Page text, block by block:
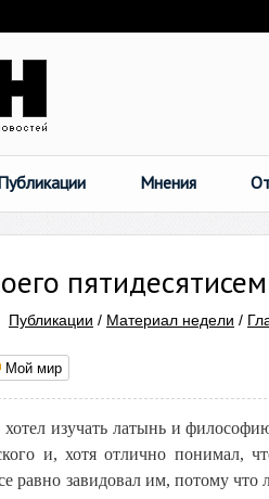
Мнения
Публикации / Материал недели /
Мой мир
хотел изучать латынь и
и, хотя отлично понимал,
равно завидовал им, потому